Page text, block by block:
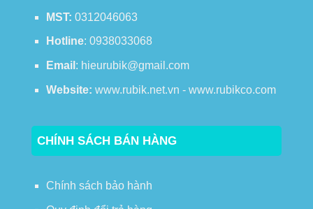
MST: 0312046063
Hotline: 0938033068
Email : hieurubik@gmail.com
Website: www.rubik.net.vn - www.rubikco.com
CHÍNH SÁCH BÁN HÀNG
Chính sách bảo hành